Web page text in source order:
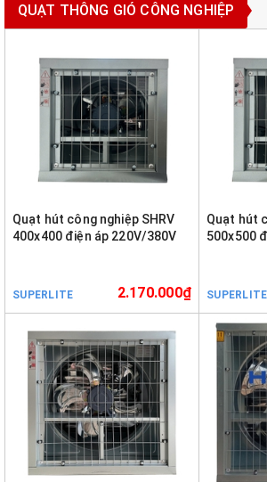
QUẠT THÔNG GIÓ CÔNG NGHIỆP
Quạt hút công nghiệp SHRV
400x400 điện áp 220V/380V
SUPERLITE 2.170.000₫
Quạt hút
500x500
SUPERLITE